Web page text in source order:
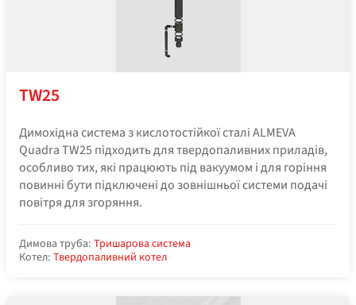
TW25
Димохідна система з кислотостійкої сталі ALMEVA
Quadra TW25 підходить для твердопаливних приладів,
особливо тих, які працюють під вакуумом і для горіння
повинні бути підключені до зовнішньої системи подачі
повітря для згоряння.
Димова труба: Тришарова система
Котел: Твердопаливний котел